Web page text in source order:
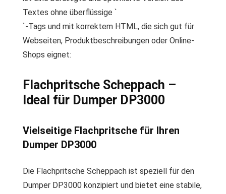
Textes ohne überflüssige `
`-Tags und mit korrektem HTML, die sich gut für
Webseiten, Produktbeschreibungen oder Online-
Shops eignet:
Flachpritsche Scheppach –
Ideal für Dumper DP3000
Vielseitige Flachpritsche für Ihren
Dumper DP3000
Die Flachpritsche Scheppach ist speziell für den
Dumper DP3000 konzipiert und bietet eine stabile,